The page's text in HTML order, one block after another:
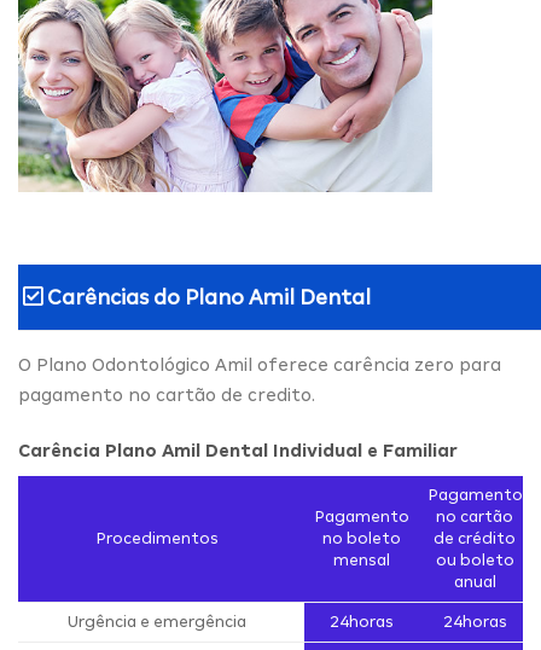
Carências do Plano Amil Dental
O Plano Odontológico Amil oferece carência zero para
pagamento no cartão de credito.
Carência Plano Amil Dental Individual e Familiar
Procedimentos
Pagamento
no boleto
mensal
Pagamento
no cartão
de crédito
ou boleto
anual
Urgência e emergência 24horas 24horas